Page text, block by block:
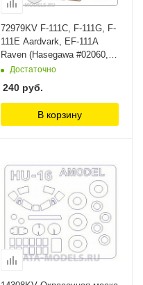
72979KV F-111C, F-111G, F-
111E Aardvark, EF-111A
Raven (Hasegawa #02060,
#02314, #02300, #00719,
диски и колеса KV Models
Достаточно
240 руб.
В корзину